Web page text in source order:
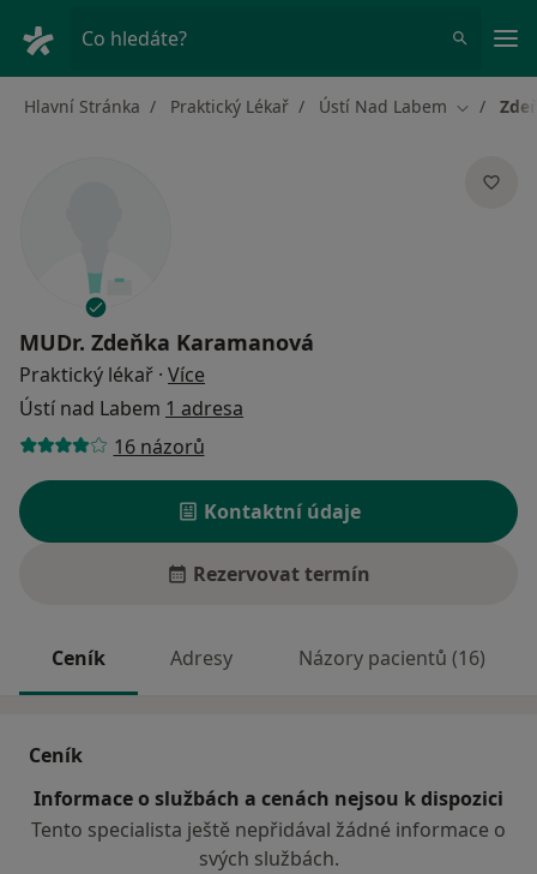
Co hledáte?
Hlavní Stránka Praktický Lékař Ústí Nad Labem Změna
MUDr. Zdeňka Karamanová
Praktický lékař · Více
Ústí nad Labem 1 adresa
16 názorů
Kontaktní údaje
Rezervovat termín
Ceník Adresy Názory pacientů (16)
Ceník
Informace o službách a cenách nejsou k dispozici
Tento specialista ještě nepřidával žádné informace o
svých službách.